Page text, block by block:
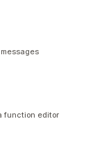
function editor